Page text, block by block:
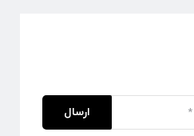
ارسال